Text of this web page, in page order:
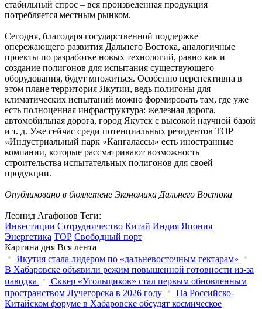
стабильный спрос – вся произведенная продукция
потребляется местным рынком.
Сегодня, благодаря государственной поддержке
опережающего развития Дальнего Востока, аналогичные
проекты по разработке новых технологий, равно как и
создание полигонов для испытания существующего
оборудования, будут множиться. Особенно перспективна в
этом плане территория Якутии, ведь полигоны для
климатических испытаний можно формировать там, где уже
есть полноценная инфраструктура: железная дорога,
автомобильная дорога, город Якутск с высокой научной базой
и т. д. Уже сейчас среди потенциальных резидентов ТОР
«Индустриальный парк «Кангалассы» есть иностранные
компании, которые рассматривают возможность
строительства испытательных полигонов для своей
продукции.
Опубликовано в бюллетене Экономика Дальнего Востока
Леонид Агафонов Теги:
Инвестиции Сотрудничество Китай Индия Япония
Энергетика ТОР Свободный порт
Картина дня Вся лента
Якутия стала лидером по «дальневосточным гектарам»
В Хабаровске объявили режим повышенной готовности из‑за
паводка
Сквер «Угольщиков» стал первым обновленным
пространством Лучегорска в 2026 году
На Российско-
Китайском форуме в Хабаровске обсудят космическое